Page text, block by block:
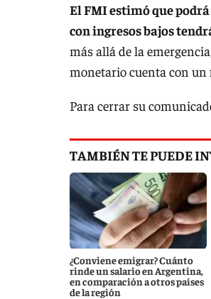
El FMI estimó que
con ingresos bajos
más allá de la
monetario cuenta con
Para cerrar su
TAMBIÉN TE PUEDE
¿Conviene emigrar? Cuánto
rinde un salario en Argentina,
en comparación a otros países
de la región